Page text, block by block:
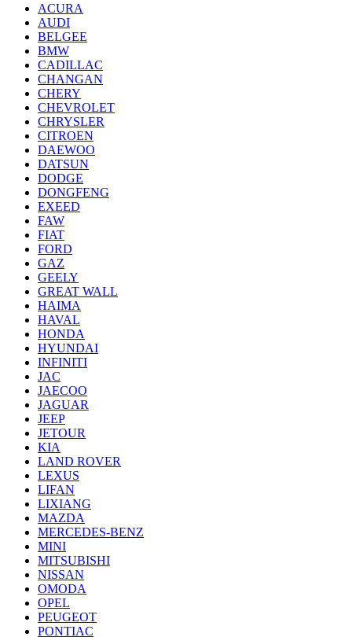
ACURA
AUDI
BELGEE
BMW
CADILLAC
CHANGAN
CHERY
CHEVROLET
CHRYSLER
CITROEN
DAEWOO
DATSUN
DODGE
DONGFENG
EXEED
FAW
FIAT
FORD
GAZ
GEELY
GREAT WALL
HAIMA
HAVAL
HONDA
HYUNDAI
INFINITI
JAC
JAECOO
JAGUAR
JEEP
JETOUR
KIA
LAND ROVER
LEXUS
LIFAN
LIXIANG
MAZDA
MERCEDES-BENZ
MINI
MITSUBISHI
NISSAN
OMODA
OPEL
PEUGEOT
PONTIAC